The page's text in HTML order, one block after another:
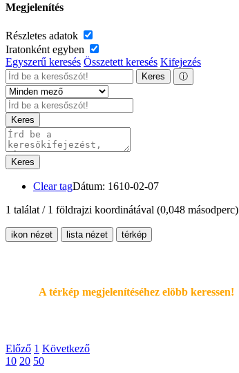
Megjelenítés
Részletes adatok
Iratonként egyben
Egyszerű keresés Összetett keresés Kifejezés
Keres ⓘ
Keres
Keres
Clear tagDátum: 1610-02-07
1 találat / 1 földrajzi koordinátával (0,048 másodperc)
ikon nézet lista nézet térkép
A térkép megjelenítéséhez elöbb keressen!
Előző 1 Következő
10 20 50